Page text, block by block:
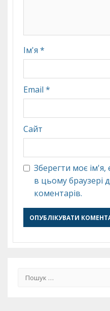
Ім'я *
Email *
Сайт
Зберегти моє ім'я,
в цьому браузері
коментарів.
Пошук: